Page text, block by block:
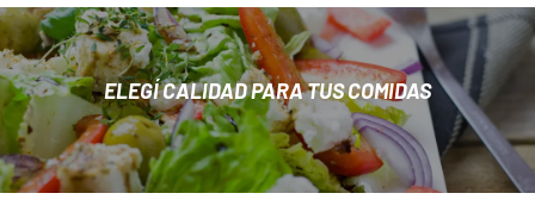
ELEGÍ CALIDAD PARA TUS COMIDAS